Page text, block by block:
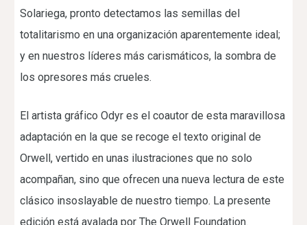
Solariega, pronto detectamos las semillas del
totalitarismo en una organización aparentemente ideal;
y en nuestros líderes más carismáticos, la sombra de
los opresores más crueles.
El artista gráfico Odyr es el coautor de esta maravillosa
adaptación en la que se recoge el texto original de
Orwell, vertido en unas ilustraciones que no solo
acompañan, sino que ofrecen una nueva lectura de este
clásico insoslayable de nuestro tiempo. La presente
edición está avalada por The Orwell Foundation.